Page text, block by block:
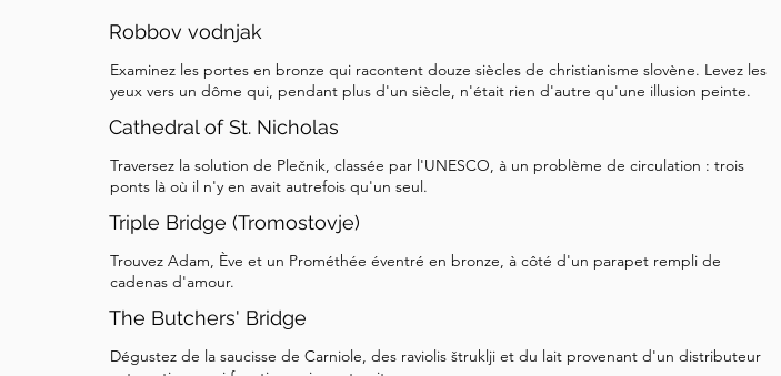
Robbov vodnjak
Examinez les portes en bronze qui racontent douze siècles de christianisme slovène. Levez les
yeux vers un dôme qui, pendant plus d'un siècle, n'était rien d'autre qu'une illusion peinte.
Cathedral of St. Nicholas
Traversez la solution de Plečnik, classée par l'UNESCO, à un problème de circulation : trois
ponts là où il n'y en avait autrefois qu'un seul.
Triple Bridge (Tromostovje)
Trouvez Adam, Ève et un Prométhée éventré en bronze, à côté d'un parapet rempli de
cadenas d'amour.
The Butchers' Bridge
Dégustez de la saucisse de Carniole, des raviolis štruklji et du lait provenant d'un distributeur